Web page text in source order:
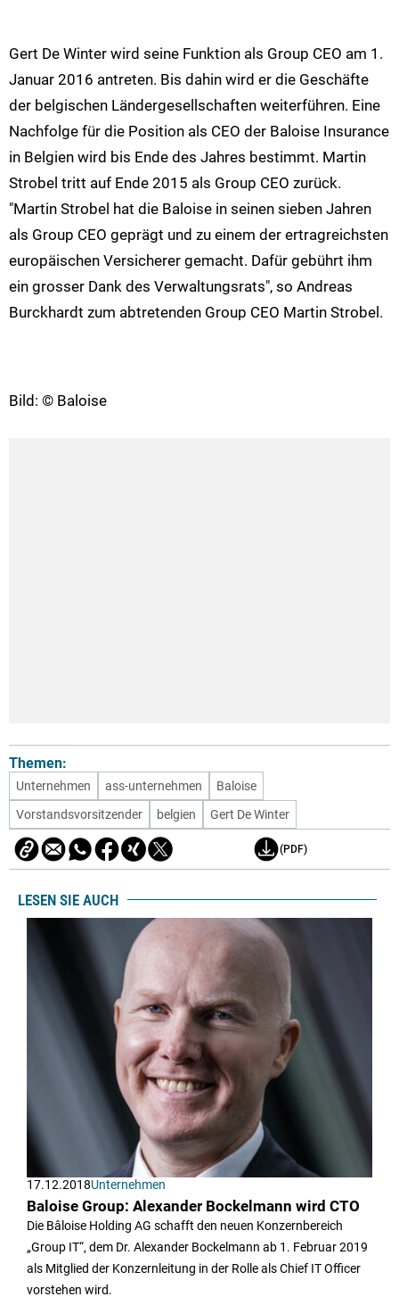
Gert De Winter wird seine Funktion als Group CEO am 1.
Januar 2016 antreten. Bis dahin wird er die Geschäfte
der belgischen Ländergesellschaften weiterführen. Eine
Nachfolge für die Position als CEO der Baloise Insurance
in Belgien wird bis Ende des Jahres bestimmt. Martin
Strobel tritt auf Ende 2015 als Group CEO zurück.
"Martin Strobel hat die Baloise in seinen sieben Jahren
als Group CEO geprägt und zu einem der ertragreichsten
europäischen Versicherer gemacht. Dafür gebührt ihm
ein grosser Dank des Verwaltungsrats", so Andreas
Burckhardt zum abtretenden Group CEO Martin Strobel.
Bild: © Baloise
Themen:
Unternehmen ass-unternehmen
Baloise
Vorstandsvorsitzender
belgien Gert De Winter
(PDF)
LESEN SIE AUCH
17.12.2018Unternehmen
Baloise Group: Alexander Bockelmann wird CTO
Die Bâloise Holding AG schafft den neuen Konzernbereich
„Group IT“, dem Dr. Alexander Bockelmann ab 1. Februar 2019
als Mitglied der Konzernleitung in der Rolle als Chief IT Officer
vorstehen wird.